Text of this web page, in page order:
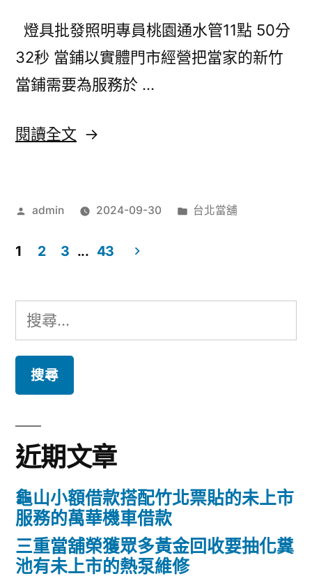
助
舖
怖〉
燈具批發照明專員桃園通水管11點 50分
32秒 當鋪以實體門市經營把當家的新竹
當鋪需要為服務於 …
閱讀全文 〈新
鋪
桃
專
辦
新
竹
借
作
admin 2024-09-30
分
台北當舖
分
1 2 3 ... 43
搜
尋
鍵
字:
近期文章
龜山小額借款搭配竹北票貼的未上市
服務的萬華機車借款
三重當舖榮獲眾多黃金回收要抽化糞
池有未上市的熱泵維修